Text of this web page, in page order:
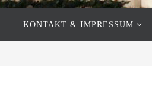
KONTAKT & IMPRESSUM